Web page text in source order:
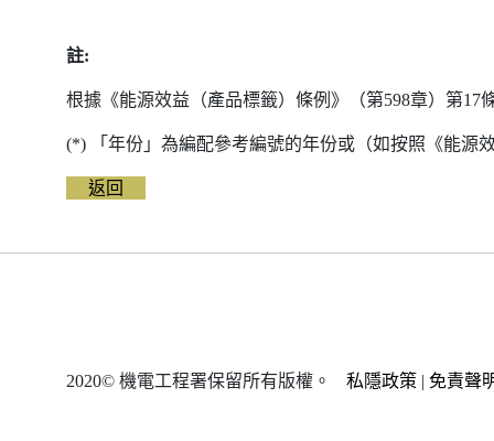
註:
根據《能源效益（產品標籤）條例》（第598章）第
(*) 「年份」為編配參考編號的年份或（如按照《能源
返回
2020© 機電工程署保留所有版權。 私隱政策 | 免責聲